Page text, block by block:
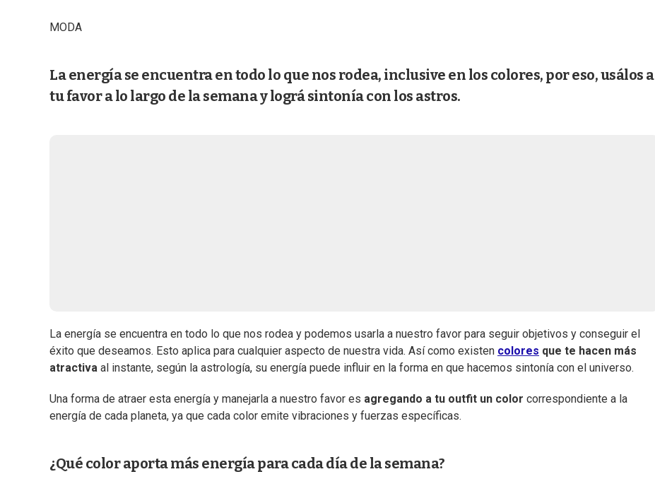
MODA
La energía se encuentra en todo lo que nos rodea, inclusive en los colores, por eso, usálos a
tu favor a lo largo de la semana y lográ sintonía con los astros.
La energía se encuentra en todo lo que nos rodea y podemos usarla a nuestro favor para seguir objetivos y conseguir el
éxito que deseamos. Esto aplica para cualquier aspecto de nuestra vida. Así como existen colores que te hacen más
atractiva al instante, según la astrología, su energía puede influir en la forma en que hacemos sintonía con el universo.
Una forma de atraer esta energía y manejarla a nuestro favor es agregando a tu outfit un color correspondiente a la
energía de cada planeta, ya que cada color emite vibraciones y fuerzas específicas.
¿Qué color aporta más energía para cada día de la semana?